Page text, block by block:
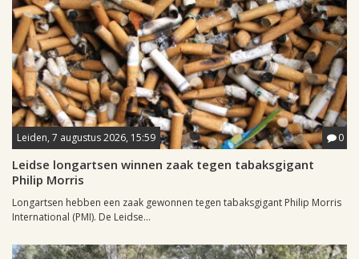
Leiden, 7 augustus 2026, 15:59 0
Leidse longartsen winnen zaak tegen tabaksgigant
Philip Morris
Longartsen hebben een zaak gewonnen tegen tabaksgigant Philip Morris
International (PMI). De Leidse...